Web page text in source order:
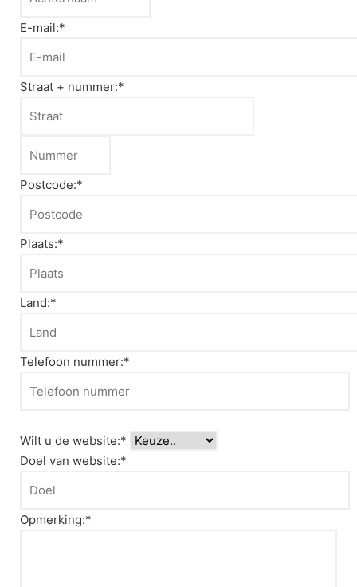
E-mail:*
Straat + nummer:*
Postcode:*
Plaats:*
Land:*
Telefoon nummer:*
Wilt u de website:*
Doel van website:*
Opmerking:*